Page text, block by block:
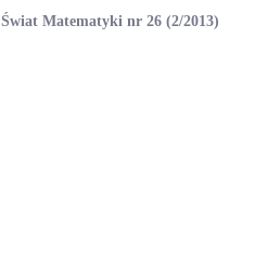
Świat Matematyki nr 26 (2/2013)